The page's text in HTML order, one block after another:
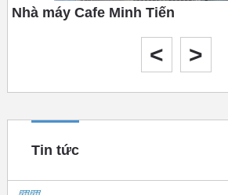
Nhà máy Cafe Minh Tiến
< >
Tin tức